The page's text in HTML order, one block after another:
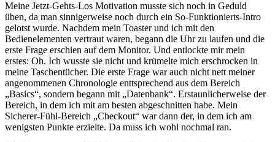
Meine Jetzt-Gehts-Los Motivation musste sich noch in Geduld
üben, da man sinnigerweise noch durch ein So-Funktionierts-Intro
gelotst wurde. Nachdem mein Toaster und ich mit den
Bedienelementen vertraut waren, begann die Uhr zu laufen und die
erste Frage erschien auf dem Monitor. Und entlockte mir mein
erstes: Oh. Ich wusste sie nicht und krümelte mich erschrocken in
meine Taschentücher. Die erste Frage war auch nicht nett meiner
angenommenen Chronologie enttsprechend aus dem Bereich
„Basics“, sondern begann mit „Datenbank“. Erstaunlicherweise der
Bereich, in dem ich mit am besten abgeschnitten habe. Mein
Sicherer-Fühl-Bereich „Checkout“ war dann der, in dem ich am
wenigsten Punkte erzielte. Da muss ich wohl nochmal ran.